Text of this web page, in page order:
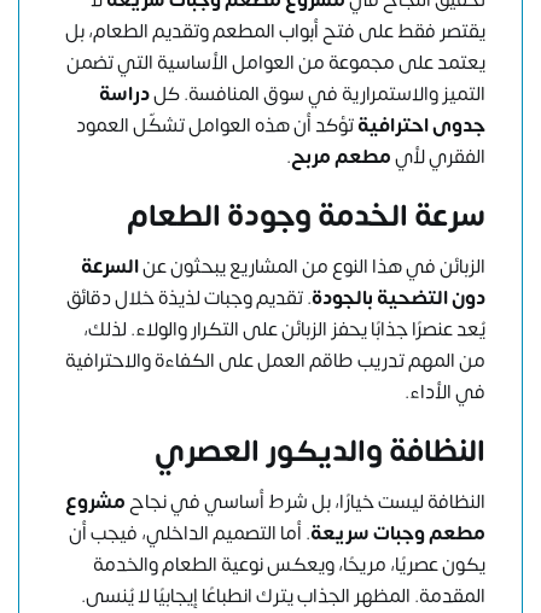
يقتصر فقط على فتح أبواب المطعم وتقديم الطعام، بل
يعتمد على مجموعة من العوامل الأساسية التي تضمن
التميز والاستمرارية في سوق المنافسة. كلدراسة
جدوى احترافيةتؤكد أن هذه العوامل تشكّل العمود
الفقري لأيمطعم مربح.
سرعة الخدمة وجودة الطعام
الزبائن في هذا النوع من المشاريع يبحثون عنالسرعة
دون التضحية بالجودة. تقديم وجبات لذيذة خلال دقائق
يُعد عنصرًا جذابًا يحفز الزبائن على التكرار والولاء. لذلك،
من المهم تدريب طاقم العمل على الكفاءة والاحترافية
في الأداء.
النظافة والديكور العصري
النظافة ليست خيارًا، بل شرط أساسي في نجاحمشروع
مطعم وجبات سريعة. أما التصميم الداخلي، فيجب أن
يكون عصريًا، مريحًا، ويعكس نوعية الطعام والخدمة
المقدمة. المظهر الجذاب يترك انطباعًا إيجابيًا لا يُنسى.